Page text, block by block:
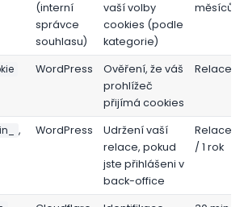
(interní
správce
souhlasu)
vaší volby
cookies (podle
kategorie)
měsíců
WordPress
Ověření, že váš
prohlížeč
přijímá cookies
Relace
, WordPress
Udržení vaší
relace, pokud
jste přihlášeni v
back-office
Relace
/ 1 rok